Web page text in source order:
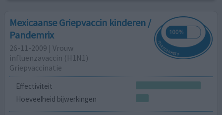
Mexicaanse Griepvaccin kinderen /
Pandemrix
26-11-2009 | Vrouw
influenzavaccin (H1N1)
Griepvaccinatie
Effectiviteit
Hoeveelheid bijwerkingen